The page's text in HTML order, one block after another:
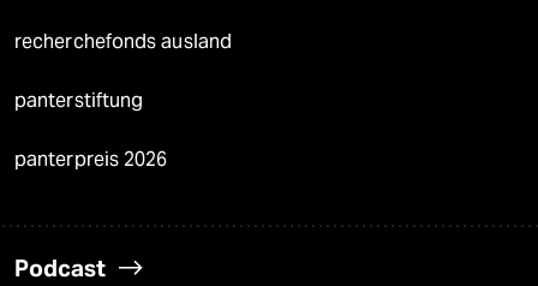
recherchefonds ausland
panterstiftung
panterpreis 2026
Podcast